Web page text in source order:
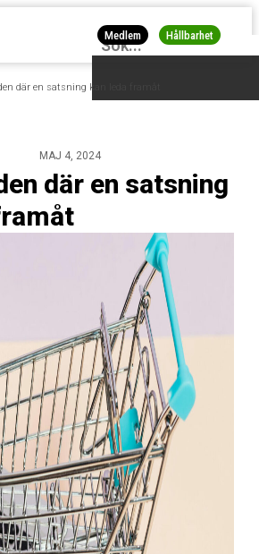
Medlem Hållbarhet
där en satsning kan leda framåt
MAJ 4, 2024
där en satsning